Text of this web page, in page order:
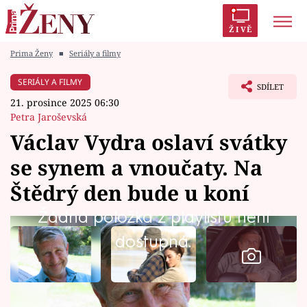
ŽIVĚ
Módní alarm
Témata
Celebrity
Vztahy
Seriály
Prima Ženy ■ Seriály a filmy
SERIÁLY A FILMY
21. prosince 2025 06:30
Petra Jaroševská
SDÍLET
Václav Vydra oslaví svátky
se synem a vnoučaty. Na
Štědrý den bude u koní
Žádná položka z playlistu není
dostupná.